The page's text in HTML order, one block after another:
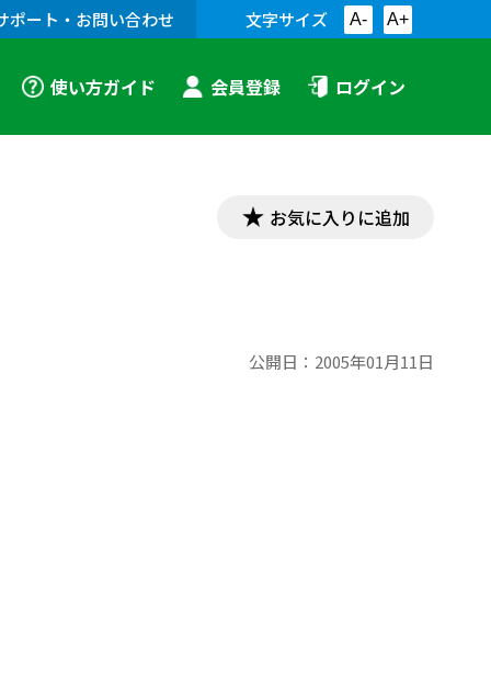
ポート・お問い合わせ 文字サイズ A- A+
使い方ガイド 会員登録 ログイン
お気に入りに追加
公開日： 2005年01月11日